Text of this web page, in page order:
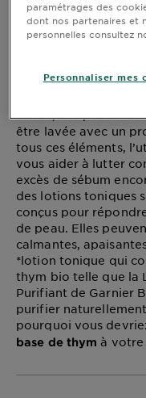
Au coeur
de
Garnier x
Bündchen
Notre
magazine
Dernière mise à jour
Nettoyer et tonifier
bénéfique pour
journée, la surface
saleté, des peaux
être lavée avec un
tous ces éléments,
vous aider à lutter
excès de sébum
des lotions toniques
conçus pour
de peau. Elles
calmantes,
*lotion tonique qui
thym bio telle que la
Purifiant de Garnier
purifier
pourquoi vous
base de thym à votre
paramétrages des
dont nos partenaires et
personnelles consultez
Personnaliser mes